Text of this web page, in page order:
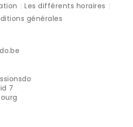
Les différents horaires
générales
7